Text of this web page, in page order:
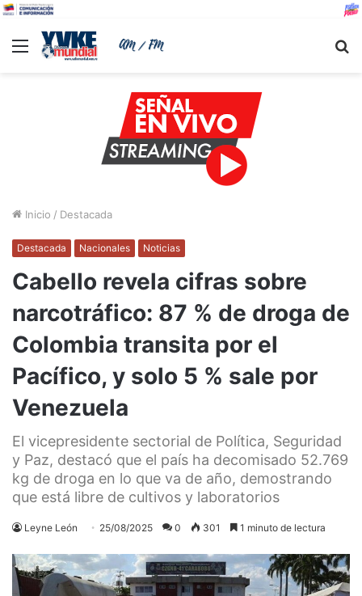
Menu
Inicio / Destacada
Destacada Nacionales Noticias
Cabello revela cifras sobre
narcotráfico: 87 % de droga de
Colombia transita por el
Pacífico, y solo 5 % sale por
Venezuela
El vicepresidente sectorial de Política, Seguridad
y Paz, destacó que el país ha decomisado 52.769
kg de droga en lo que va de año, demostrando
que está libre de cultivos y laboratorios
Leyne León 25/08/2025 0 301 1 minuto de lectura